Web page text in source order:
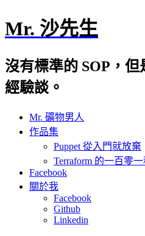
Mr. 沙先生
沒有標準的 SOP，
經驗談。
Mr. 礦物男人
作品集
Puppet 從入門就放棄
Terraform 的一百零
Facebook
關於我
Facebook
Github
Linkedin